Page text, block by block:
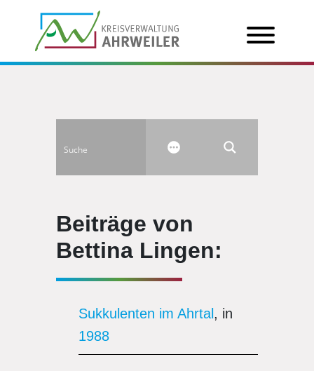
Beiträge von
Bettina Lingen:
Sukkulenten im Ahrtal , in
1988